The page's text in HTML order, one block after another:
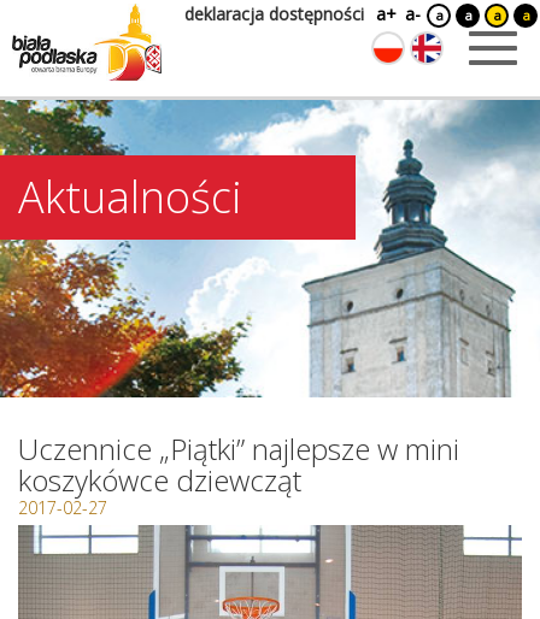
deklaracja dostępności a+ a- a a a a
Aktualności
Uczennice „Piątki” najlepsze w mini
koszykówce dziewcząt
2017-02-27